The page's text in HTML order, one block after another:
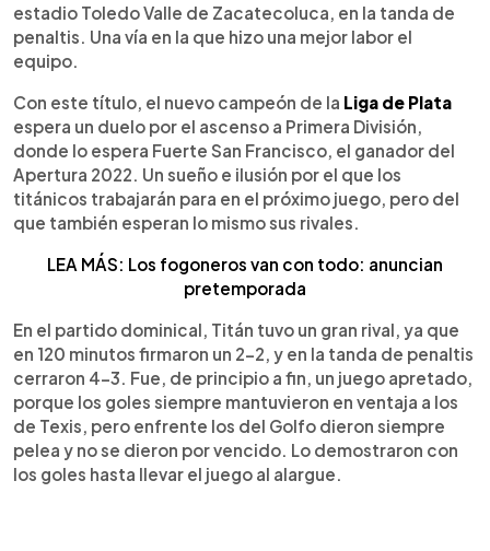
estadio Toledo Valle de Zacatecoluca, en la tanda de
penaltis. Una vía en la que hizo una mejor labor el
equipo.
Con este título, el nuevo campeón de la Liga de Plata
espera un duelo por el ascenso a Primera División,
donde lo espera Fuerte San Francisco, el ganador del
Apertura 2022. Un sueño e ilusión por el que los
titánicos trabajarán para en el próximo juego, pero del
que también esperan lo mismo sus rivales.
LEA MÁS: Los fogoneros van con todo: anuncian
pretemporada
En el partido dominical, Titán tuvo un gran rival, ya que
en 120 minutos firmaron un 2-2, y en la tanda de penaltis
cerraron 4-3. Fue, de principio a fin, un juego apretado,
porque los goles siempre mantuvieron en ventaja a los
de Texis, pero enfrente los del Golfo dieron siempre
pelea y no se dieron por vencido. Lo demostraron con
los goles hasta llevar el juego al alargue.